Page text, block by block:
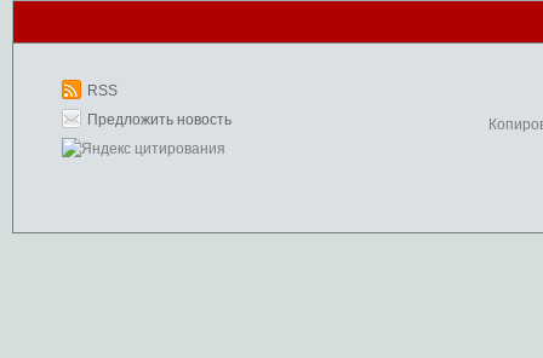
RSS
Предложить новость